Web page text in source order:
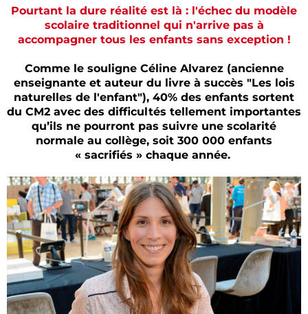
Pourtant la dure réalité est là : l'échec du modèle
scolaire traditionnel qui n'arrive pas à
accompagner tous les enfants sans exception !
Comme le souligne Céline Alvarez (ancienne
enseignante et auteur du livre à succès "Les lois
naturelles de l'enfant"), 40% des enfants sortent
du CM2 avec des difficultés tellement importantes
qu’ils ne pourront pas suivre une scolarité
normale au collège, soit 300 000 enfants
« sacrifiés » chaque année.